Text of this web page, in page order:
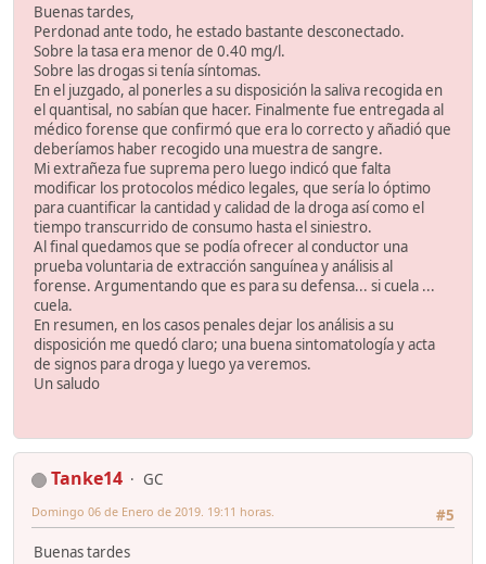
Buenas tardes,
Perdonad ante todo, he estado bastante desconectado.
Sobre la tasa era menor de 0.40 mg/l.
Sobre las drogas si tenía síntomas.
En el juzgado, al ponerles a su disposición la saliva recogida en
el quantisal, no sabían que hacer. Finalmente fue entregada al
médico forense que confirmó que era lo correcto y añadió que
deberíamos haber recogido una muestra de sangre.
Mi extrañeza fue suprema pero luego indicó que falta
modificar los protocolos médico legales, que sería lo óptimo
para cuantificar la cantidad y calidad de la droga así como el
tiempo transcurrido de consumo hasta el siniestro.
Al final quedamos que se podía ofrecer al conductor una
prueba voluntaria de extracción sanguínea y análisis al
forense. Argumentando que es para su defensa... si cuela ...
cuela.
En resumen, en los casos penales dejar los análisis a su
disposición me quedó claro; una buena sintomatología y acta
de signos para droga y luego ya veremos.
Un saludo
Tanke14
GC
#5
Domingo 06 de Enero de 2019. 19:11 horas.
Buenas tardes